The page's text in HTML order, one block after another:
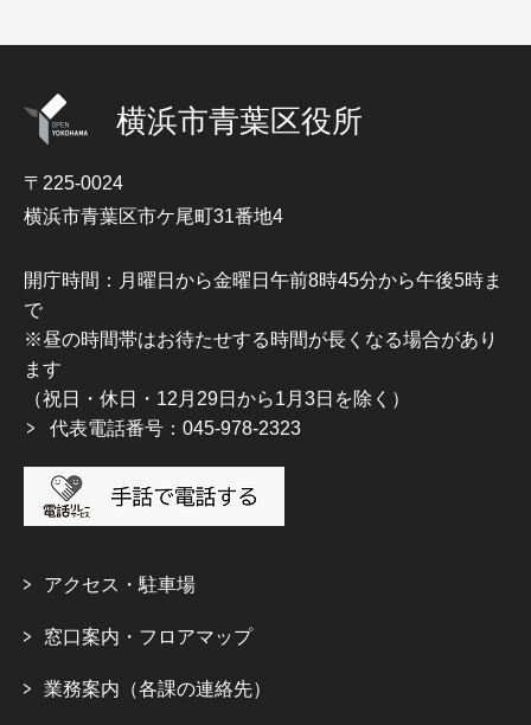
横浜市青葉区役所
〒225-0024
横浜市青葉区市ケ尾町31番地4
開庁時間：月曜日から金曜日午前8時45分から午後5時ま
で
※昼の時間帯はお待たせする時間が長くなる場合があり
ます
（祝日・休日・12月29日から1月3日を除く）
代表電話番号：045-978-2323
アクセス・駐車場
窓口案内・フロアマップ
業務案内（各課の連絡先）